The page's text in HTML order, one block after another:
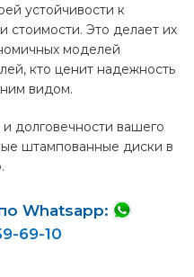
устойчивости к
стоимости. Это делает их
моделей
кто ценит надежность
видом.
долговечности вашего
штампованные диски в
Whatsapp:
69-10